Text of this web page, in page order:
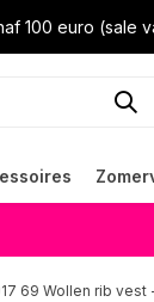
100 euro (sale
69 Wollen rib vest